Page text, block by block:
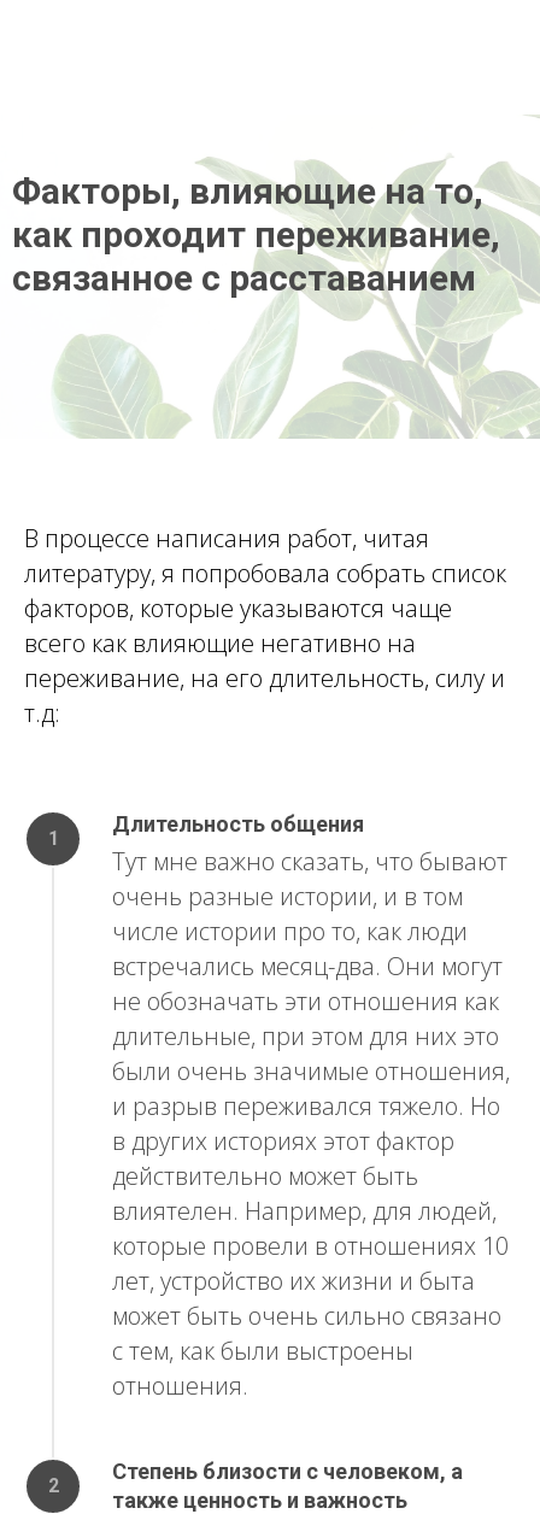
Факторы, влияющие на то,
как проходит переживание,
связанное с расставанием
В процессе написания работ, читая
литературу, я попробовала собрать список
факторов, которые указываются чаще
всего как влияющие негативно на
переживание, на его длительность, силу и
т.д:
Длительность общения
Тут мне важно сказать, что бывают
очень разные истории, и в том
числе истории про то, как люди
встречались месяц-два. Они могут
не обозначать эти отношения как
длительные, при этом для них это
были очень значимые отношения,
и разрыв переживался тяжело. Но
в других историях этот фактор
действительно может быть
влиятелен. Например, для людей,
которые провели в отношениях 10
лет, устройство их жизни и быта
может быть очень сильно связано
с тем, как были выстроены
отношения.
Степень близости с человеком, а
также ценность и важность